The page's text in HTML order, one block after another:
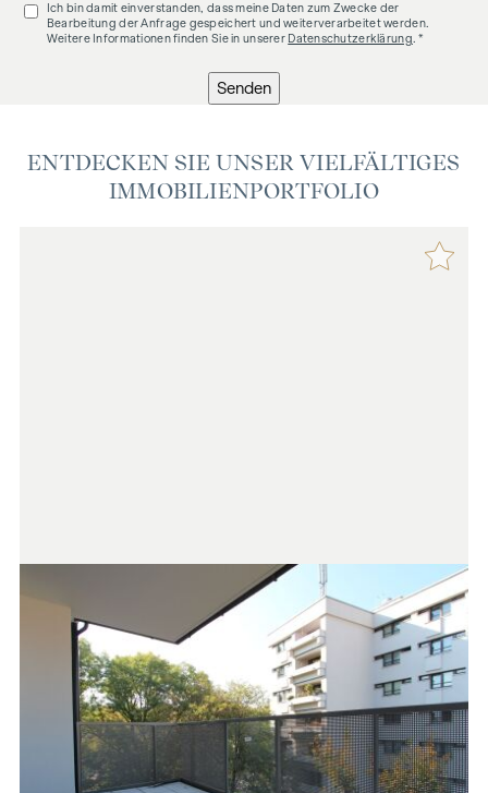
Ich bin damit einverstanden, dass meine Daten zum Zwecke der
Bearbeitung der Anfrage gespeichert und weiterverarbeitet werden.
Weitere Informationen finden Sie in unserer Datenschutzerklärung . *
Senden
ENTDECKEN SIE UNSER VIELFÄLTIGES
IMMOBILIENPORTFOLIO